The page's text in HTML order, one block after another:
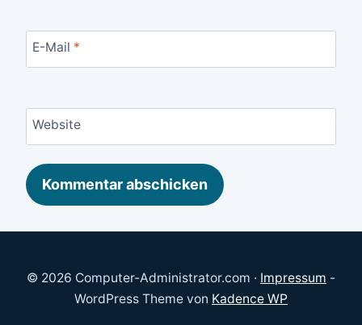
E-Mail *
Website
© 2026 Computer-Administrator.com · Impressum -
WordPress Theme von Kadence WP